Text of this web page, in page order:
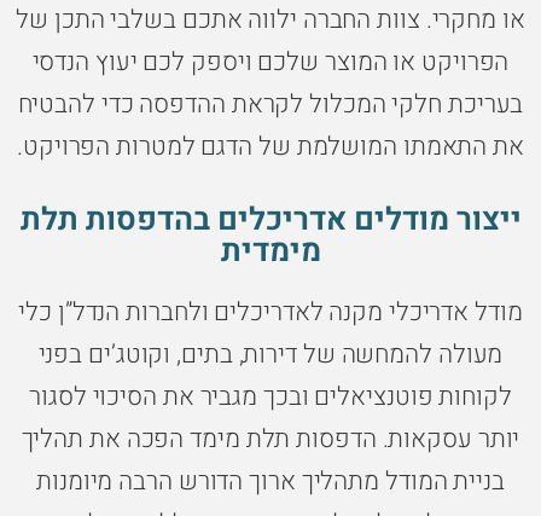
או מחקרי. צוות החברה ילווה אתכם בשלבי התכן של
הפרויקט או המוצר שלכם ויספק לכם יעוץ הנדסי
בעריכת חלקי המכלול לקראת ההדפסה כדי להבטיח
את התאמתו המושלמת של הדגם למטרות הפרויקט.
ייצור מודלים אדריכלים בהדפסות תלת
מימדית
מודל אדריכלי מקנה לאדריכלים ולחברות הנדל”ן כלי
מעולה להמחשה של דירות, בתים, וקוטג’ים בפני
לקוחות פוטנציאלים ובכך מגביר את הסיכוי לסגור
יותר עסקאות. הדפסות תלת מימד הפכה את תהליך
בניית המודל מתהליך ארוך הדורש הרבה מיומנות